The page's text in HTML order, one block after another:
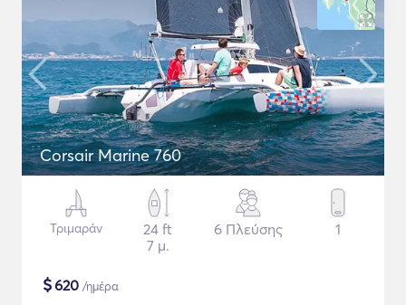
Corsair Marine 760
Τριμαράν
24 ft
7 μ.
6 Πλεύσης 1
$620 /ημέρα